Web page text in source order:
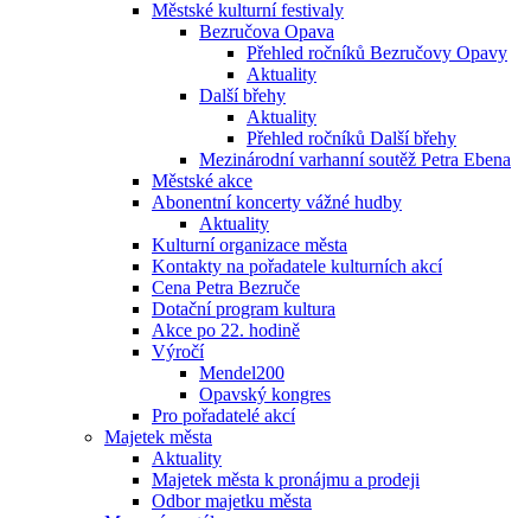
Městské kulturní festivaly
Bezručova Opava
Přehled ročníků Bezručovy Opavy
Aktuality
Další břehy
Aktuality
Přehled ročníků Další břehy
Mezinárodní varhanní soutěž Petra Ebena
Městské akce
Abonentní koncerty vážné hudby
Aktuality
Kulturní organizace města
Kontakty na pořadatele kulturních akcí
Cena Petra Bezruče
Dotační program kultura
Akce po 22. hodině
Výročí
Mendel200
Opavský kongres
Pro pořadatelé akcí
Majetek města
Aktuality
Majetek města k pronájmu a prodeji
Odbor majetku města